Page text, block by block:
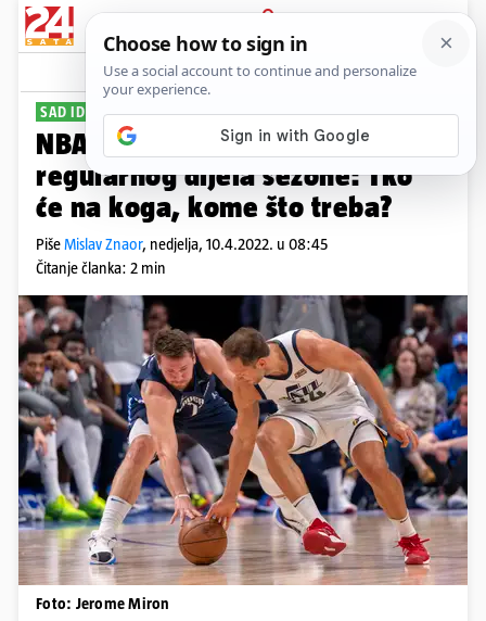
PRIJAVA
Sport Komentari
SAD IDE 'ONO PRAVO'
NBA vodič uoči posljednjeg kola
regularnog dijela sezone: Tko
će na koga, kome što treba?
PišeMislav Znaor, nedjelja, 10.4.2022. u 08:45
Čitanje članka: 2 min
Foto: Jerome Miron